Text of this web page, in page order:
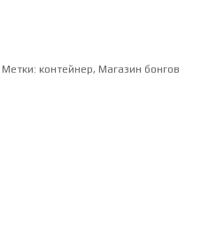
Метки: контейнер, Магазин бонгов